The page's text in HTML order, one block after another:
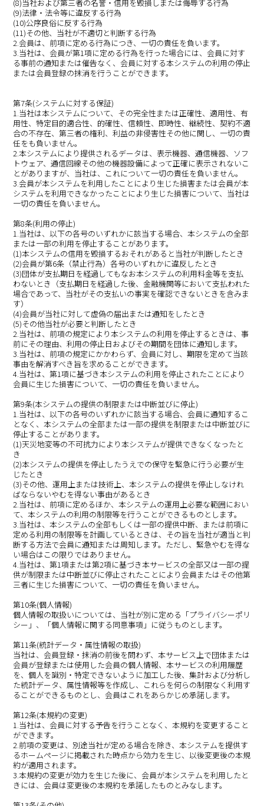
(8)当社および第三者の名誉・信用を毀損しまたは侮辱する行為
(9)法律・法令等に違反する行為
(10)公序良俗に反する行為
(11)その他、当社が不適切と判断する行為
2.会員は、前項に定める行為につき、一切の責任を負います。
3.当社は、会員が第1項に定める行為を行った場合には、会員に対す
る事前の通知または催告なく、会員に対する本システムの利用の停止
または会員登録の抹消を行うことができます。
第7条(システムに対する保証)
1.当社は本システムについて、その完全性または正確性、適用性、有
用性、特定目的適合性、的確性、信頼性、即時性、継続性、契約不適
合の不存在、第三者の権利、利益の非侵害性その他に関し、一切の責
任をも負いません。
2.本システムにより提供されるデータは、表示機器、通信機器、ソフ
トウェア、通信回線その他の機器設備によって正確に表示されないこ
とがありますが、当社は、これについて一切の責任を負いません。
3.会員が本システムを利用したことにより生じた損害または会員が本
システムを利用できなかったことにより生じた損害について、当社は
一切の責任を負いません。
第8条(利用の停止)
1.当社は、以下の各号のいずれかに該当する場合、本システムの全部
または一部の利用を停止することがあります。
(1)本システムの信用を毀損するおそれがあると当社が判断したとき
(2)会員が第6条（禁止行為）各号のいずれかに違反したとき
(3)団体が支払期日を経過してもなお本システムの利用料金等を支払
わないとき（支払期日を経過した後、金融機関等において支払われた
場合であって、当社がその支払いの事実を確認できないときを含みま
す）
(4)会員が当社に対して虚偽の届出または通知をしたとき
(5)その他当社が必要と判断したとき
2.当社は、前項の規定により本システムの利用を停止するときは、事
前にその理由、利用の停止日およびその期間を団体に通知します。
3.当社は、前項の規定にかかわらず、会員に対し、期限を定めて当該
事由を解消すべき旨を求めることができます。
4.当社は、第1項に基づき本システムの利用を停止されたことにより
会員に生じた損害について、一切の責任を負いません。
第9条(本システムの提供の制限または中断並びに停止)
1.当社は、以下の各号のいずれかに該当する場合、会員に通知するこ
となく、本システムの全部または一部の提供を制限または中断並びに
停止することがあります。
(1)天災地変等の不可抗力により本システムが提供できなくなったと
き
(2)本システムの提供を停止したうえでの保守を緊急に行う必要が生
じたとき
(3)その他、運用上または技術上、本システムの提供を停止しなけれ
ばならないやむを得ない事由があるとき
2.当社は、前項に定めるほか、本システムの運用上必要な範囲におい
て、本システムの利用の制限等を行うことができるものとします。
3.当社は、本システムの全部もしくは一部の提供中断、または前項に
定める利用の制限等を計画しているときは、その旨を当社が適当と判
断する方法で会員に通知または周知します。ただし、緊急やむを得な
い場合はこの限りではありません。
4.当社は、第1項または第2項に基づき本サービスの全部又は一部の提
供が制限または中断並びに停止されたことにより会員またはその他第
三者に生じた損害について、一切の責任を負いません。
第10条(個人情報)
個人情報の取扱いについては、当社が別に定める「プライバシーポリ
シー」、「個人情報に関する同意事項」に従うものとします。
第11条(統計データ・属性情報の取扱)
当社は、会員登録・抹消の前後を問わず、本サービス上で団体または
会員が登録または使用した会員の個人情報、本サービスの利用履歴
を、個人を識別・特定できないように加工した後、集計および分析し
た統計データ、属性情報等を作成し、これらを何らの制限なく利用す
ることができるものとし、会員はこれをあらかじめ承諾します。
第12条(本規約の変更)
1.当社は、会員に対する予告を行うことなく、本規約を変更すること
ができます。
2.前項の変更は、別途当社が定める場合を除き、本システムを提供す
るホームページに掲載された時点から効力を生じ、以後変更後の本規
約が適用されます。
3.本規約の変更が効力を生じた後に、会員が本システムを利用したと
きには、会員は変更後の本規約を承諾したものとみなします。